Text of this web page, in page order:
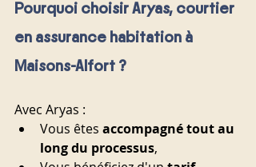
Pourquoi choisir Aryas, courtier
en assurance habitation à
Maisons-Alfort ?
Avec Aryas :
Vous êtes accompagné tout au
long du processus,